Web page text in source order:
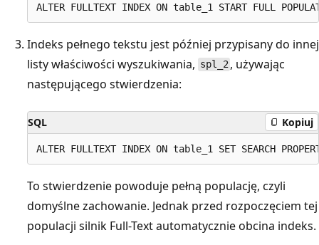
Indeks pełnego tekstu jest później przypisany do innej
listy właściwości wyszukiwania, spl_2 , używając
następującego stwierdzenia:
SQL Kopiuj
To stwierdzenie powoduje pełną populację, czyli
domyślne zachowanie. Jednak przed rozpoczęciem tej
populacji silnik Full-Text automatycznie obcina indeks.